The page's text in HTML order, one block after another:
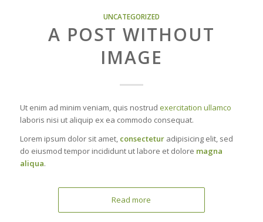
UNCATEGORIZED
A POST WITHOUT
IMAGE
Ut enim ad minim veniam, quis nostrud exercitation ullamco
laboris nisi ut aliquip ex ea commodo consequat.
Lorem ipsum dolor sit amet, consecteturadipisicing elit, sed
do eiusmod tempor incididunt ut labore et dolore magna
aliqua.
Read more